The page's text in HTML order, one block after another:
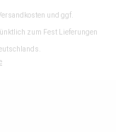
und ggf.
zum Fest Lieferungen